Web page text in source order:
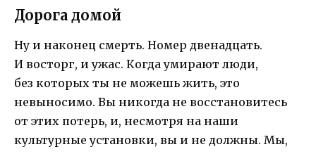
Дорога домой
Ну и наконец смерть. Номер двенадцать.
И восторг, и ужас. Когда умирают люди,
без которых ты не можешь жить, это
невыносимо. Вы никогда не восстановитесь
от этих потерь, и, несмотря на наши
культурные установки, вы и не должны. Мы,